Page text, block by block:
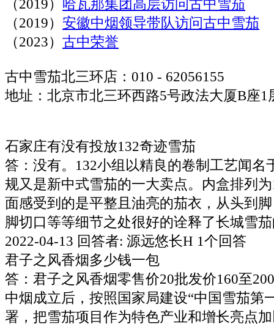
（2019） 哈瓦那集团高层访问古中雪茄
（2019） 安徽中烟领导带队访问古中雪茄
（2023） 古中荣誉
古中雪茄北三环店：010 - 62056155
地址：北京市北三环西路5号政法大厦B座1
石家庄有没有投放132奇迹雪茄
答：没有。132小组以精良的卷制工艺闻名
规又是新中式雪茄的一大卖点。内盒排列
面感受到的是平整且油亮的茄衣，从头到
脚切口等等细节之处很好的诠释了长城雪
2022-04-13 回答者: 源远悠长H 1个回答
君子之风香烟多少钱一包
答：君子之风香烟零售价20批发价160至
中烟成立后，按照国家局建设“中国雪茄第
署，把雪茄项目作为特色产业和增长亮点